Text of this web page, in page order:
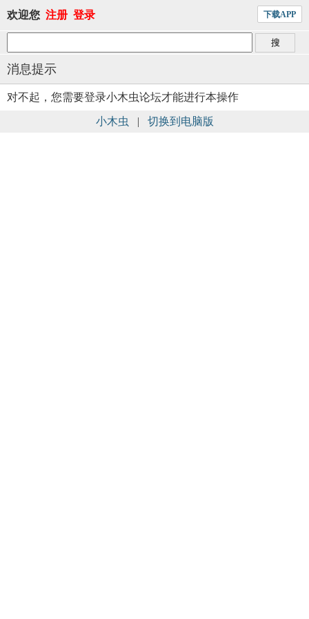
欢迎您 注册 登录 下载APP
消息提示
对不起，您需要登录小木虫论坛才能进行本操作
小木虫 | 切换到电脑版